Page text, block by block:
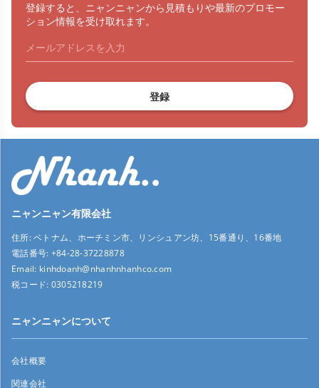
登録すると、ニャンニャンから見積もりや最新のプロモー
ション情報を受け取れます。
登録
ニャンニャン有限会社
住所:ベトナム、ホーチミン市、リンシュアン坊、15番通り、16番地
電話番号: +84-28-37228878
Email: kinhdoanh@nhanhnhanhco.com
税コード: 0305218219
ニャンニャンについて
会社概要
関連会社